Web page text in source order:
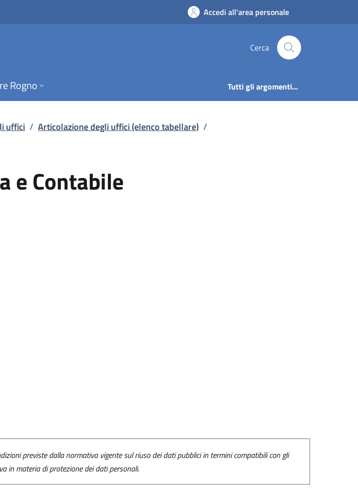
Contabile | Articolazione
Accedi all'area personale
Cerca
Rogno Tutti gli argomenti...
uffici / Articolazione degli uffici (elenco tabellare) /
e Contabile
previste dalla normativa vigente sul riuso dei dati pubblici in termini compatibili con gli
in materia di protezione dei dati personali.